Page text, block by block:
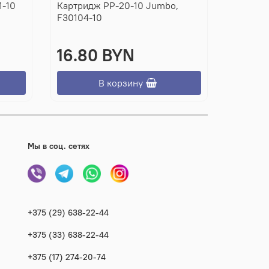
10
Картридж PP-20-10 Jumbo,
F30104-10
16.80 BYN
В корзину
Мы в соц. сетях
+375 (29) 638-22-44
+375 (33) 638-22-44
+375 (17) 274-20-74